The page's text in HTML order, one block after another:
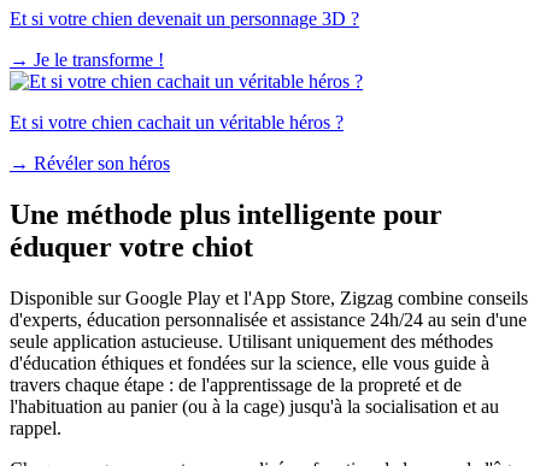
Et si votre chien devenait un personnage 3D ?
→ Je le transforme !
Et si votre chien cachait un véritable héros ?
→ Révéler son héros
Une méthode plus intelligente pour
éduquer votre chiot
Disponible sur Google Play et l'App Store, Zigzag combine conseils
d'experts, éducation personnalisée et assistance 24h/24 au sein d'une
seule application astucieuse. Utilisant uniquement des méthodes
d'éducation éthiques et fondées sur la science, elle vous guide à
travers chaque étape : de l'apprentissage de la propreté et de
l'habituation au panier (ou à la cage) jusqu'à la socialisation et au
rappel.